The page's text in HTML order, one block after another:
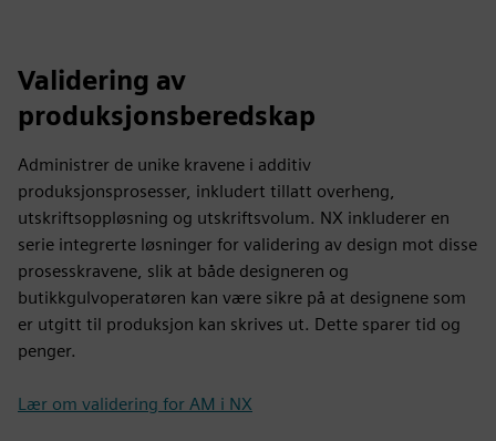
Validering av
produksjonsberedskap
Administrer de unike kravene i additiv
produksjonsprosesser, inkludert tillatt overheng,
utskriftsoppløsning og utskriftsvolum. NX inkluderer en
serie integrerte løsninger for validering av design mot disse
prosesskravene, slik at både designeren og
butikkgulvoperatøren kan være sikre på at designene som
er utgitt til produksjon kan skrives ut. Dette sparer tid og
penger.
Lær om validering for AM i NX